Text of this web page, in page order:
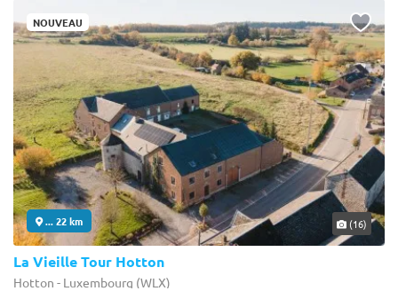
NOUVEAU
... 22 km (16)
La Vieille Tour Hotton
Hotton - Luxembourg (WLX)